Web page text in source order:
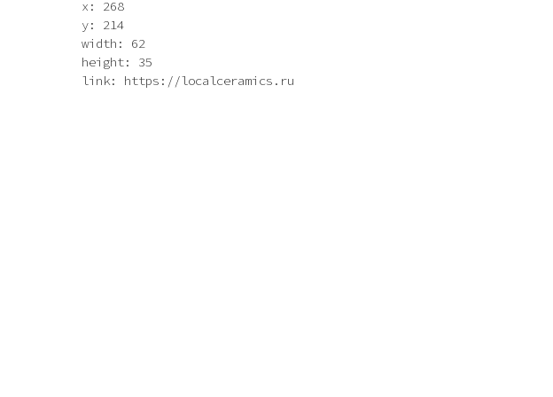
x: 268
y: 214
width: 62
height: 35
link: https://localceramics.ru